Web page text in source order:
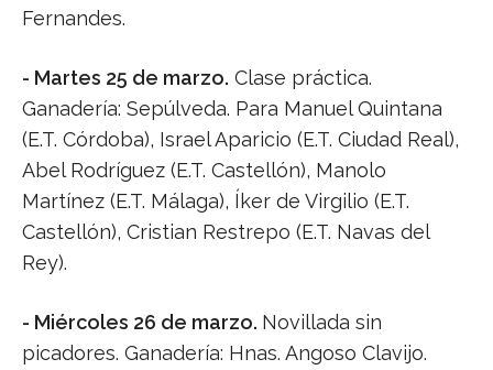
Fernandes.
- Martes 25 de marzo. Clase práctica.
Ganadería: Sepúlveda. Para Manuel Quintana
(E.T. Córdoba), Israel Aparicio (E.T. Ciudad Real),
Abel Rodríguez (E.T. Castellón), Manolo
Martínez (E.T. Málaga), Íker de Virgilio (E.T.
Castellón), Cristian Restrepo (E.T. Navas del
Rey).
- Miércoles 26 de marzo. Novillada sin
picadores. Ganadería: Hnas. Angoso Clavijo.